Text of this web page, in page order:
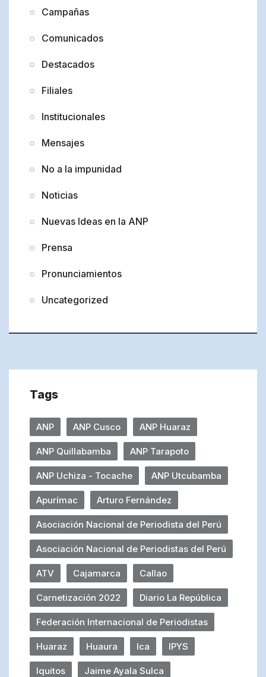
Campañas
Comunicados
Destacados
Filiales
Institucionales
Mensajes
No a la impunidad
Noticias
Nuevas Ideas en la ANP
Prensa
Pronunciamientos
Uncategorized
Tags
ANP ANP Cusco ANP Huaraz
ANP Quillabamba ANP Tarapoto
ANP Uchiza - Tocache ANP Utcubamba
Apurímac Arturo Fernández
Asociación Nacional de Periodista del Perú
Asociación Nacional de Periodistas del Perú
ATV Cajamarca Callao
Carnetización 2022 Diario La República
Federación Internacional de Periodistas
Huaraz Huaura Ica IPYS
Iquitos Jaime Ayala Sulca